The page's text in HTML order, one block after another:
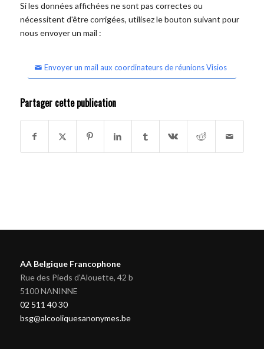
Si les données affichées ne sont pas correctes ou
nécessitent d'être corrigées, utilisez le bouton suivant pour
nous envoyer un mail :
Envoyer un mail aux coordinateurs de réunions Visios
Partager cette publication
AA Belgique Francophone
Rue des Pieds d'Alouette, 42 b
5100 NANINNE
02 511 40 30
bsg@alcooliquesanonymes.be